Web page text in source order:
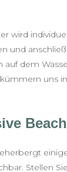
wird
und
auf dem
uns
Stellen